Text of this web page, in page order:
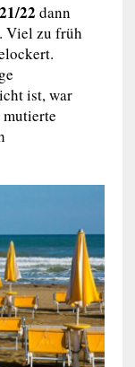
22 dann
Viel zu früh
ist, war